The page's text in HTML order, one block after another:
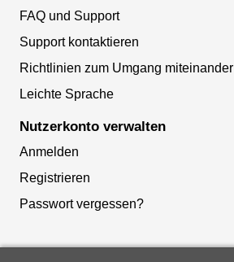
FAQ und Support
Support kontaktieren
Richtlinien zum Umgang miteinander
Leichte Sprache
Nutzerkonto verwalten
Anmelden
Registrieren
Passwort vergessen?